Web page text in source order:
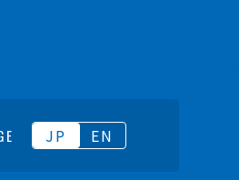
JP EN